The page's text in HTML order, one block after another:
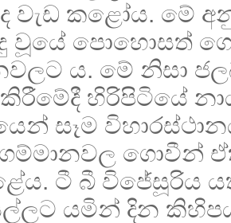
වැඩ කළෝය. මේ
වූයේ පොහොසත්
ය. මේ නිසා
කිරීමේදී හිරිපිටියේ
සෑම
ගම්මානවල ගොවීන්
ටී බී විජේසූරිය
යමින් දින